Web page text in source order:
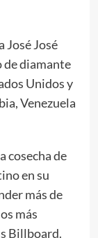
José José
de diamante
Unidos y
Venezuela
cosecha de
en su
más de
más
Billboard.